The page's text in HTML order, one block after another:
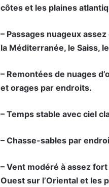
côtes et les plaines
– Passages nuageux
la Méditerranée, le Saiss,
– Remontées de nuages
et orages par endroits.
– Temps stable avec ciel
– Chasse-sables par
– Vent modéré à assez
Ouest sur l’Oriental et les